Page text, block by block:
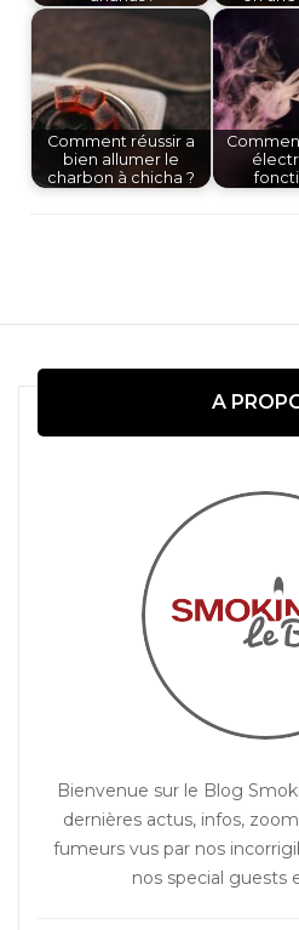
Comment réussir a
bien allumer le
charbon à chicha ?
A
Bienvenue sur le Blog
dernières actus, infos,
fumeurs vus par nos
nos special guests